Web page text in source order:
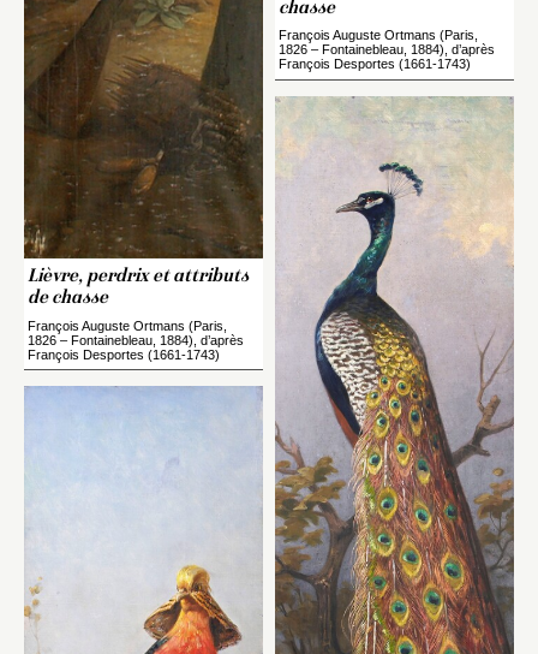
Lièvre, perdrix et attributs
de chasse
François Auguste Ortmans (Paris,
1826 – Fontainebleau, 1884), d’après
François Desportes (1661-1743)
chasse
François Auguste Ortmans (Paris,
1826 – Fontainebleau, 1884), d’après
François Desportes (1661-1743)